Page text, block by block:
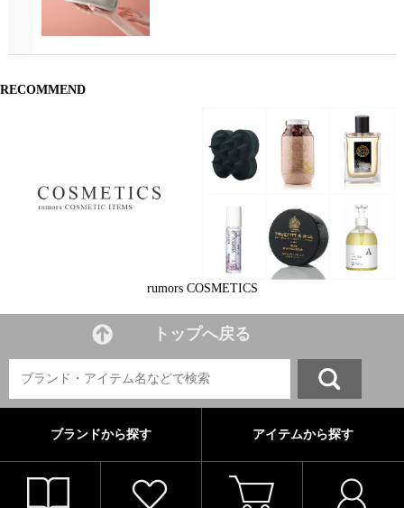
RECOMMEND
rumors COSMETICS
トップへ戻る
ブランドから探す アイテムから探す